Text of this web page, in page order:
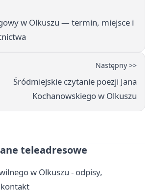
w Olkuszu — termin, miejsce i
Następny >>
Śródmiejskie czytanie poezji Jana
Kochanowskiego w Olkuszu
teleadresowe
w Olkuszu - odpisy,